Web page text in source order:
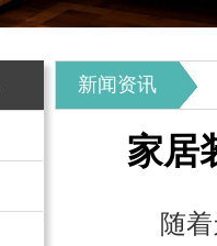
新闻资讯
家居
随着天